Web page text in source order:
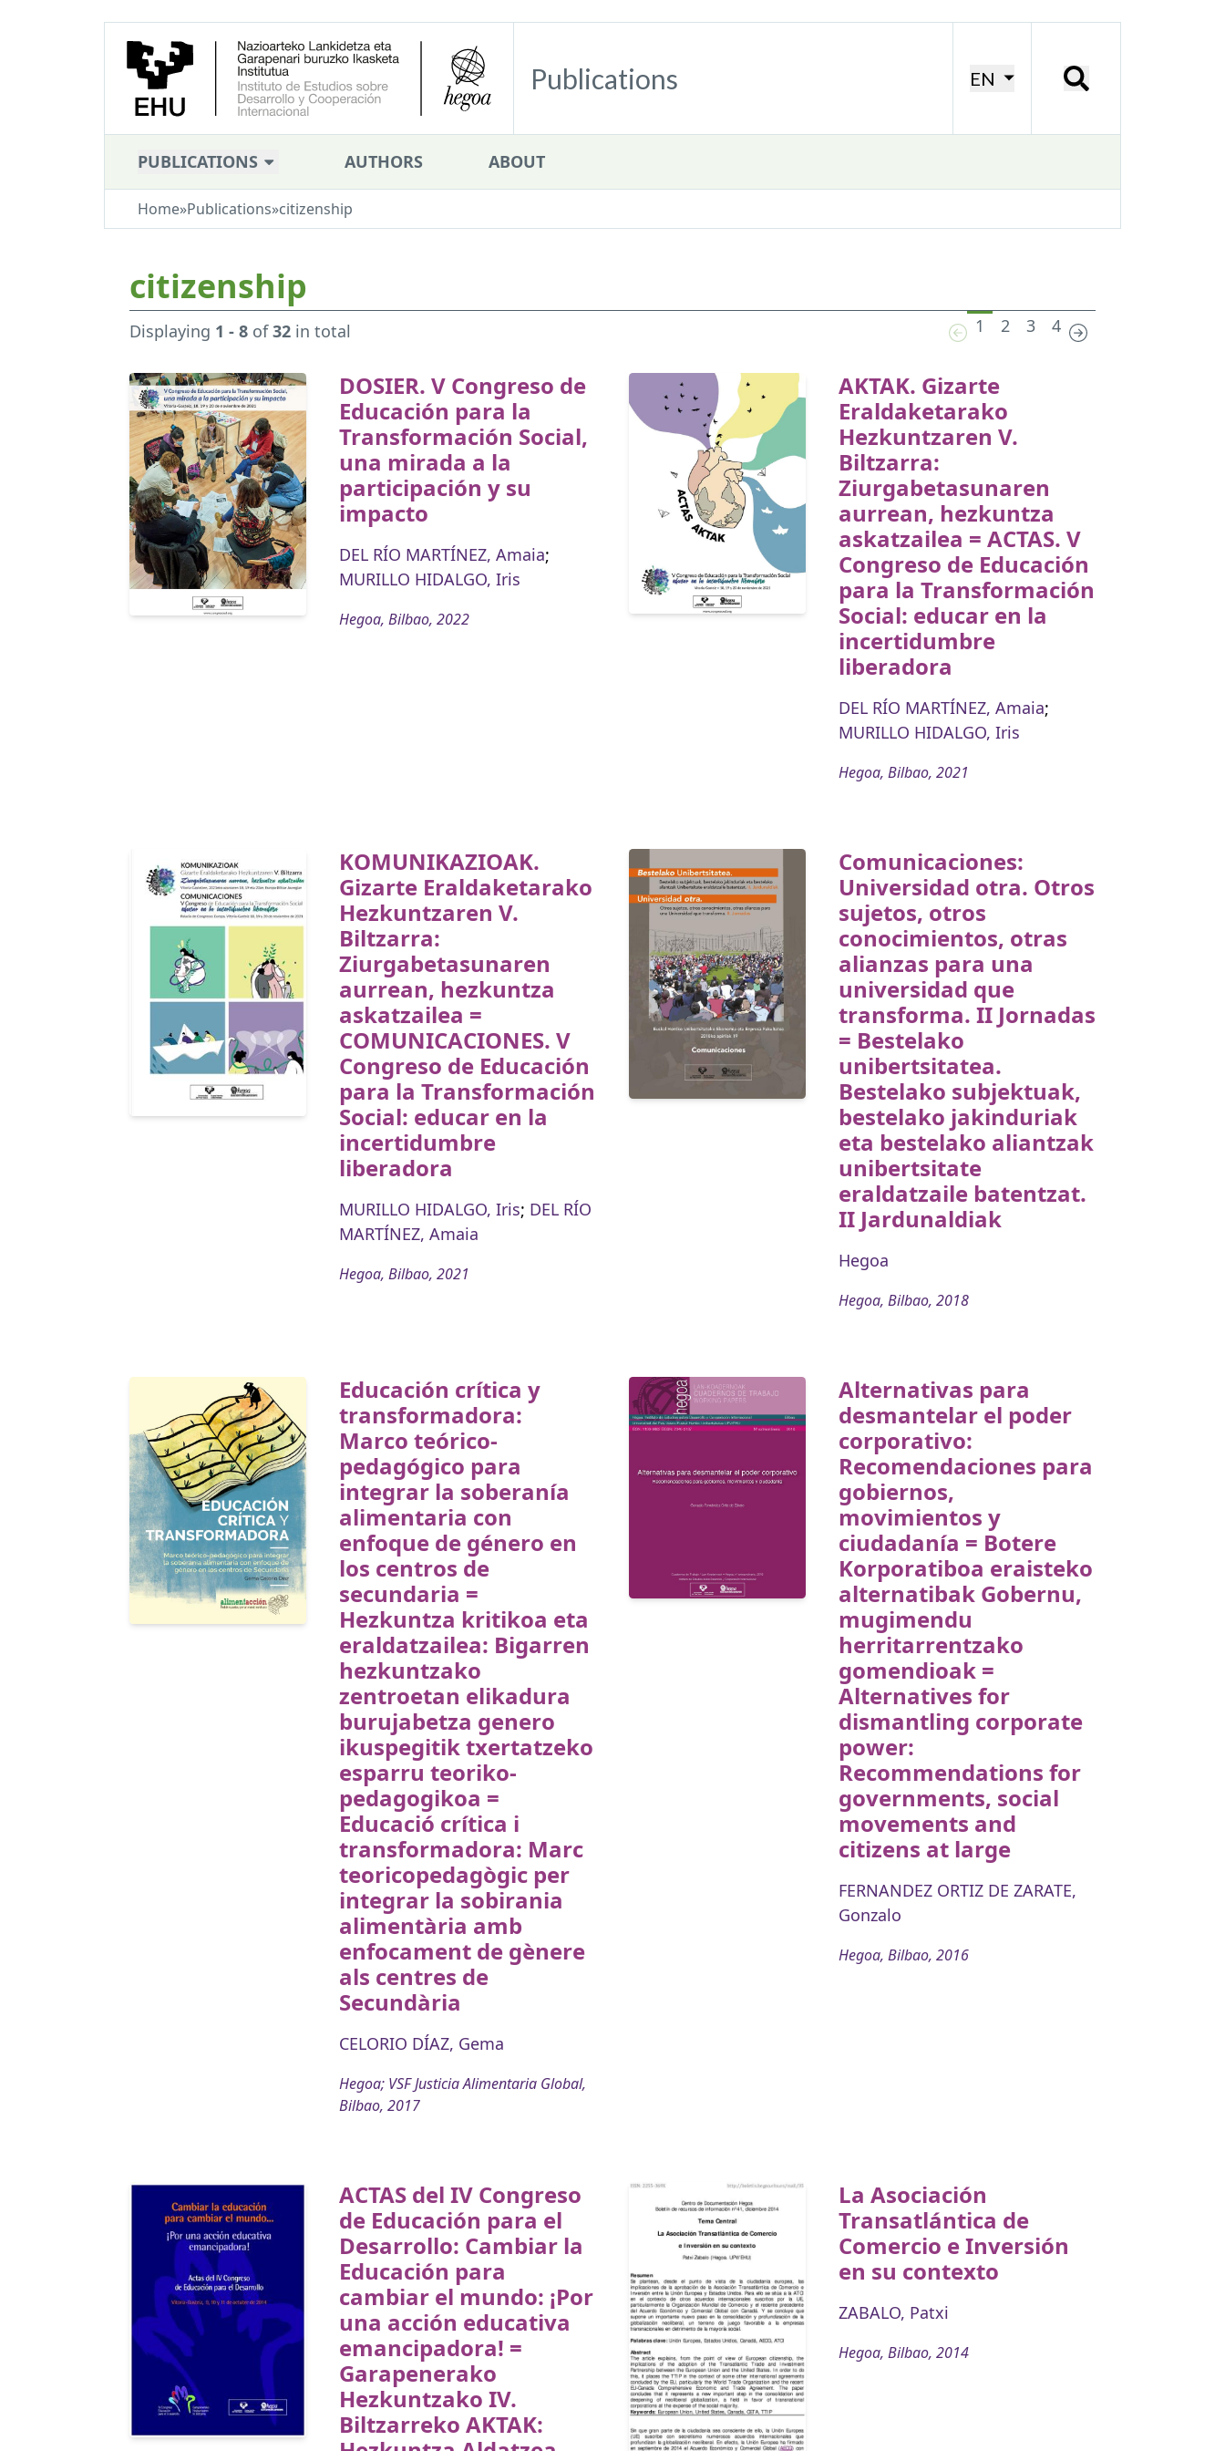
Publications EN
PUBLICATIONS AUTHORS ABOUT
Home»Publications»citizenship
citizenship
Displaying 1 - 8 of32 in total 1 2 3 4
DOSIER. V Congreso de
Educación para la
Transformación Social,
una mirada a la
participación y su
impacto
DEL RÍO MARTÍNEZ, Amaia;
MURILLO HIDALGO, Iris
Hegoa, Bilbao, 2022
AKTAK. Gizarte
Eraldaketarako
Hezkuntzaren V.
Biltzarra:
Ziurgabetasunaren
aurrean, hezkuntza
askatzailea = ACTAS. V
Congreso de Educación
para la Transformación
Social: educar en la
incertidumbre
liberadora
DEL RÍO MARTÍNEZ, Amaia;
MURILLO HIDALGO, Iris
Hegoa, Bilbao, 2021
KOMUNIKAZIOAK.
Gizarte Eraldaketarako
Hezkuntzaren V.
Biltzarra:
Ziurgabetasunaren
aurrean, hezkuntza
askatzailea =
COMUNICACIONES. V
Congreso de Educación
para la Transformación
Social: educar en la
incertidumbre
liberadora
MURILLO HIDALGO, Iris; DEL RÍO
MARTÍNEZ, Amaia
Hegoa, Bilbao, 2021
Comunicaciones:
Universidad otra. Otros
sujetos, otros
conocimientos, otras
alianzas para una
universidad que
transforma. II Jornadas
= Bestelako
unibertsitatea.
Bestelako subjektuak,
bestelako jakinduriak
eta bestelako aliantzak
unibertsitate
eraldatzaile batentzat.
II Jardunaldiak
Hegoa
Hegoa, Bilbao, 2018
Educación crítica y
transformadora:
Marco teórico-
pedagógico para
integrar la soberanía
alimentaria con
enfoque de género en
los centros de
secundaria =
Hezkuntza kritikoa eta
eraldatzailea: Bigarren
hezkuntzako
zentroetan elikadura
burujabetza genero
ikuspegitik txertatzeko
esparru teoriko-
pedagogikoa =
Educació crítica i
transformadora: Marc
teoricopedagògic per
integrar la sobirania
alimentària amb
enfocament de gènere
als centres de
Secundària
CELORIO DÍAZ, Gema
Hegoa; VSF Justicia Alimentaria Global,
Bilbao, 2017
Alternativas para
desmantelar el poder
corporativo:
Recomendaciones para
gobiernos,
movimientos y
ciudadanía = Botere
Korporatiboa eraisteko
alternatibak Gobernu,
mugimendu
herritarrentzako
gomendioak =
Alternatives for
dismantling corporate
power:
Recommendations for
governments, social
movements and
citizens at large
FERNANDEZ ORTIZ DE ZARATE,
Gonzalo
Hegoa, Bilbao, 2016
ACTAS del IV Congreso
de Educación para el
Desarrollo: Cambiar la
Educación para
cambiar el mundo: ¡Por
una acción educativa
emancipadora! =
Garapenerako
Hezkuntzako IV.
Biltzarreko AKTAK:
La Asociación
Transatlántica de
Comercio e Inversión
en su contexto
ZABALO, Patxi
Hegoa, Bilbao, 2014